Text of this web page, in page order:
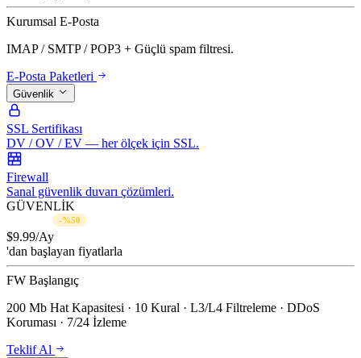
Kurumsal E-Posta
IMAP / SMTP / POP3 + Güçlü spam filtresi.
E-Posta Paketleri
Güvenlik
SSL Sertifikası
DV / OV / EV — her ölçek için SSL.
Firewall
Sanal güvenlik duvarı çözümleri.
GÜVENLİK
-%50
$9.99/Ay
'dan başlayan fiyatlarla
FW Başlangıç
200 Mb Hat Kapasitesi · 10 Kural · L3/L4 Filtreleme · DDoS
Koruması · 7/24 İzleme
Teklif Al